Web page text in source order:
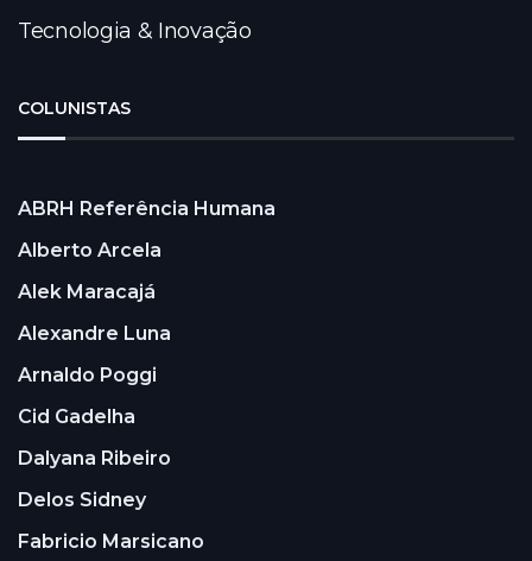
Tecnologia & Inovação
COLUNISTAS
ABRH Referência Humana
Alberto Arcela
Alek Maracajá
Alexandre Luna
Arnaldo Poggi
Cid Gadelha
Dalyana Ribeiro
Delos Sidney
Fabricio Marsicano